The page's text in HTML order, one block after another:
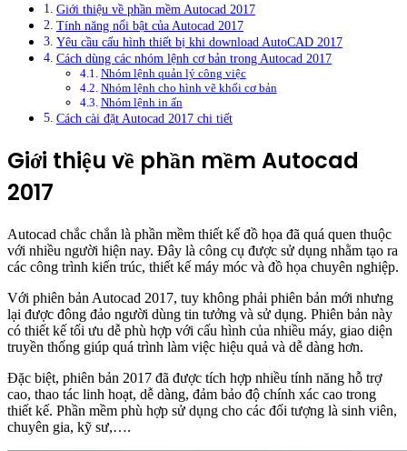
Giới thiệu về phần mềm Autocad 2017
Tính năng nổi bật của Autocad 2017
Yêu cầu cấu hình thiết bị khi download AutoCAD 2017
Cách dùng các nhóm lệnh cơ bản trong Autocad 2017
Nhóm lệnh quản lý công việc
Nhóm lệnh cho hình vẽ khối cơ bản
Nhóm lệnh in ấn
Cách cài đặt Autocad 2017 chi tiết
Giới thiệu về phần mềm Autocad
2017
Autocad chắc chắn là phần mềm thiết kế đồ họa đã quá quen thuộc
với nhiều người hiện nay. Đây là công cụ được sử dụng nhằm tạo ra
các công trình kiến trúc, thiết kế máy móc và đồ họa chuyên nghiệp.
Với phiên bản Autocad 2017, tuy không phải phiên bản mới nhưng
lại được đông đảo người dùng tin tưởng và sử dụng. Phiên bản này
có thiết kế tối ưu dễ phù hợp với cấu hình của nhiều máy, giao diện
truyền thống giúp quá trình làm việc hiệu quả và dễ dàng hơn.
Đặc biệt, phiên bản 2017 đã được tích hợp nhiều tính năng hỗ trợ
cao, thao tác linh hoạt, dễ dàng, đảm bảo độ chính xác cao trong
thiết kế. Phần mềm phù hợp sử dụng cho các đối tượng là sinh viên,
chuyên gia, kỹ sư,….